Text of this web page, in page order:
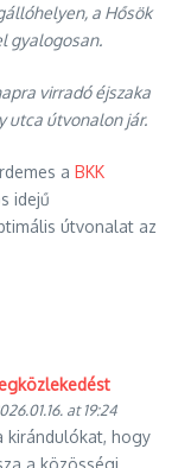
a Hősök
gyalogosan.
virradó éjszaka
utca útvonalon jár.
a BKK
idejű
útvonalat az
at 19:24
kirándulókat, hogy